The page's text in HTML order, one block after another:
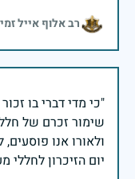
רב אלוף אייל
שימור זכרם של
יום הזיכרון לחללי